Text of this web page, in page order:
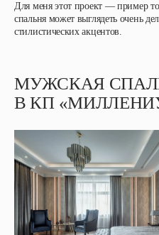
Для меня этот проект — пример
спальня может выглядеть очень
стилистических акцентов.
МУЖСКАЯ
В КП